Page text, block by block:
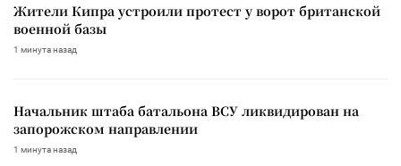
Жители Кипра устроили протест у ворот британской
военной базы
1 минута назад
Начальник штаба батальона ВСУ ликвидирован на
запорожском направлении
1 минута назад